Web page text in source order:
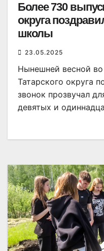
Более 730
округа
школы
23.05.2025
Нынешней весной во
Татарского округа
звонок прозвучал
девятых и